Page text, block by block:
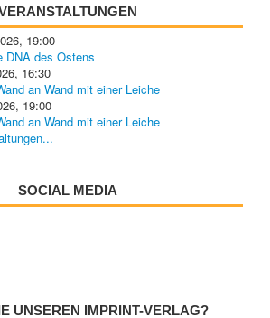
, 19:00
DNA des Ostens
, 16:30
an Wand mit einer Leiche
, 19:00
an Wand mit einer Leiche
SOCIAL MEDIA
UNSEREN IMPRINT-VERLAG?